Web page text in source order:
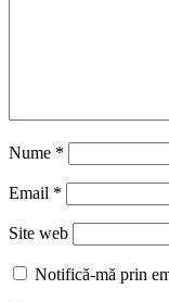
Nume *
Email *
Site web
Notifică-mă prin